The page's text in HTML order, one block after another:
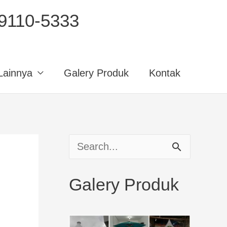
5333
Galery Produk Kontak
a
Galery Produk